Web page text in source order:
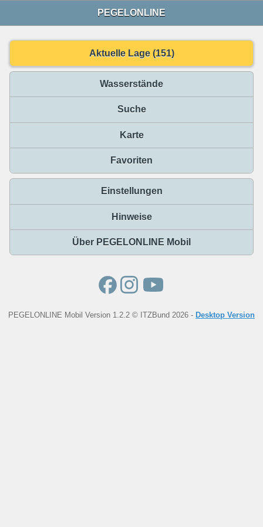
PEGELONLINE
Aktuelle Lage (151)
Wasserstände
Suche
Karte
Favoriten
Einstellungen
Hinweise
Über PEGELONLINE Mobil
PEGELONLINE Mobil Version 1.2.2 © ITZBund 2026 - Desktop Version